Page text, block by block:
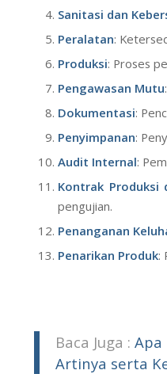
Sanitasi dan
Peralatan:
Produksi: Proses
Pengawasan Mutu
Dokumentasi:
Penyimpanan:
Audit Internal:
Kontrak Produksi
pengujian.
Penanganan
Penarikan Produk:
Baca Juga : Apa
Artinya serta